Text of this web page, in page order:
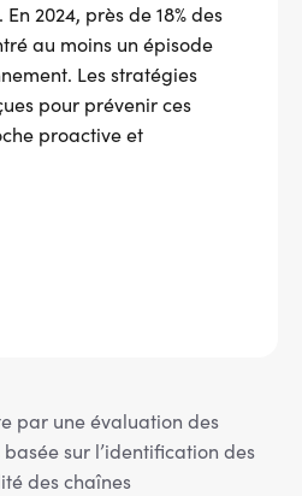
2024, près de 18% des
au moins un épisode
Les stratégies
pour prévenir ces
proactive et
par une évaluation des
sur l’identification des
des chaînes